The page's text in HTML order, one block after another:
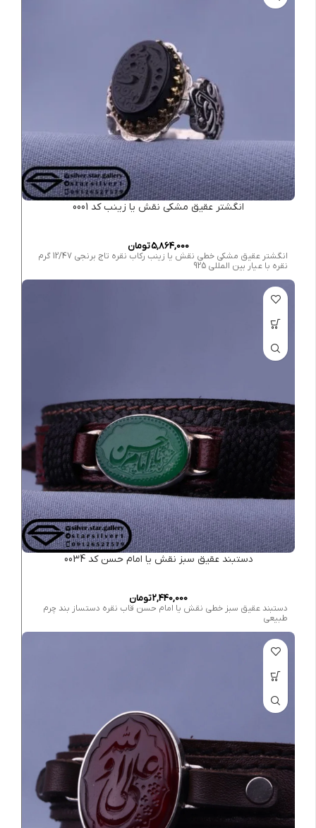
انگشتر عقیق مشکی نقش یا زینب کد 0001
5,864,000تومان
انگشتر عقیق مشکی خطی نقش یا زینب رکاب نقره تاج برنجی 12/47 گرم
نقره با عیار بین المللی 925
دستبند عقیق سبز نقش یا امام حسن کد 0034
2,440,000تومان
دستبند عقیق سبز خطی نقش یا امام حسن قاب نقره دستساز بند چرم
طبیعی